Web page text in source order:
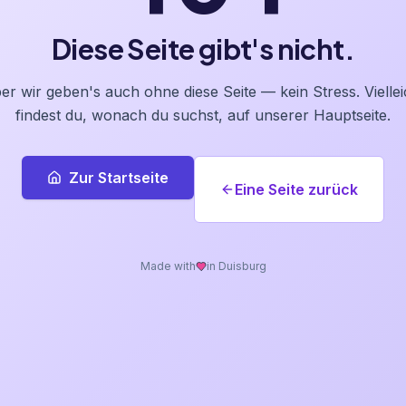
Diese Seite gibt's nicht.
wir geben's auch ohne diese Seite — kein Stress.
findest du, wonach du suchst, auf unserer Hauptseite.
Zur Startseite
Eine Seite zurück
Made with in Duisburg